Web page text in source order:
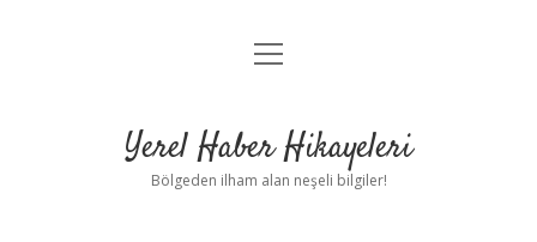
Anasayfa
Yasal Uyarı
menüyü
Yerel Haber Hikayeleri
Bölgeden ilham alan neşeli bilgiler!